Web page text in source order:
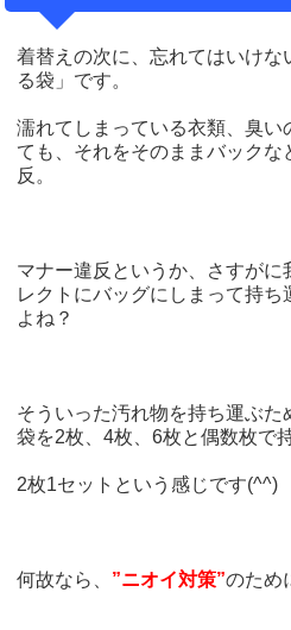
着替えの次に、忘れてはいけ
る袋」です。
濡れてしまっている衣類、臭
ても、それをそのままバックな
反。
マナー違反というか、さすがに
レクトにバッグにしまって持
よね？
そういった汚れ物を持ち運ぶ
袋を2枚、4枚、6枚と偶数枚で
2枚1セットという感じです(^^)
何故なら、 ”ニオイ対策”のため